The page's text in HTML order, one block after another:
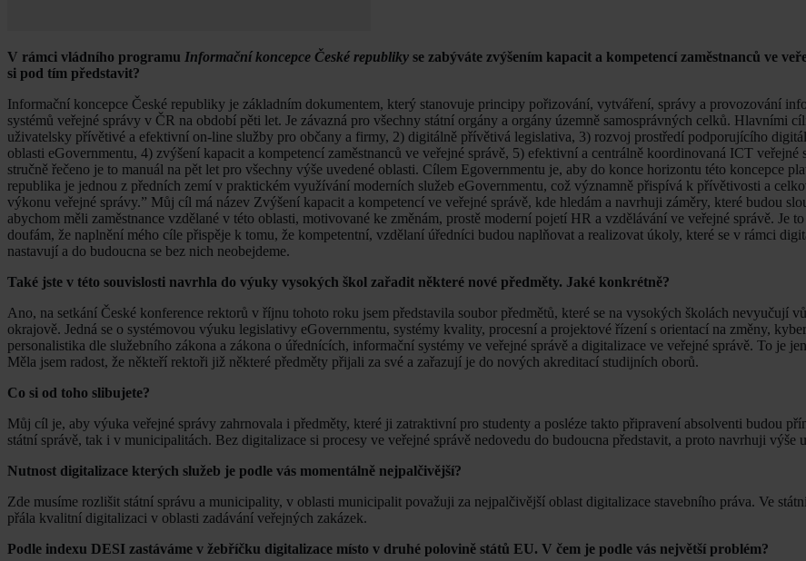
V rámci vládního programu Informační koncepce České republiky se zabýváte zvýšením kapacit a kompetencí zaměstnanců ve
si pod tím představit?
Informační koncepce České republiky je základním dokumentem, který stanovuje principy pořizování, vytváření, správy a provozování
systémů veřejné správy v ČR na období pěti let. Je závazná pro všechny státní orgány a orgány územně samosprávných celků. Hlavními
uživatelsky přívětivé a efektivní on-line služby pro občany a firmy, 2) digitálně přívětivá legislativa, 3) rozvoj prostředí podporujícího
oblasti eGovernmentu, 4) zvýšení kapacit a kompetencí zaměstnanců ve veřejné správě, 5) efektivní a centrálně koordinovaná ICT veřejné
stručně řečeno je to manuál na pět let pro všechny výše uvedené oblasti. Cílem Egovernmentu je, aby do konce horizontu této koncepce
republika je jednou z předních zemí v praktickém využívání moderních služeb eGovernmentu, což významně přispívá k přívětivosti a
výkonu veřejné správy.” Můj cíl má název Zvýšení kapacit a kompetencí ve veřejné správě, kde hledám a navrhuji záměry, které budou
abychom měli zaměstnance vzdělané v této oblasti, motivované ke změnám, prostě moderní pojetí HR a vzdělávání ve veřejné správě. Je
doufám, že naplnění mého cíle přispěje k tomu, že kompetentní, vzdělaní úředníci budou naplňovat a realizovat úkoly, které se v rámci
nastavují a do budoucna se bez nich neobejdeme.
Také jste v této souvislosti navrhla do výuky vysokých škol zařadit některé nové předměty. Jaké konkrétně?
Ano, na setkání České konference rektorů v říjnu tohoto roku jsem představila soubor předmětů, které se na vysokých školách nevyučují
okrajově. Jedná se o systémovou výuku legislativy eGovernmentu, systémy kvality, procesní a projektové řízení s orientací na změny,
personalistika dle služebního zákona a zákona o úřednících, informační systémy ve veřejné správě a digitalizace ve veřejné správě. To je
Měla jsem radost, že někteří rektoři již některé předměty přijali za své a zařazují je do nových akreditací studijních oborů.
Co si od toho slibujete?
Můj cíl je, aby výuka veřejné správy zahrnovala i předměty, které ji zatraktivní pro studenty a posléze takto připravení absolventi budou
státní správě, tak i v municipalitách. Bez digitalizace si procesy ve veřejné správě nedovedu do budoucna představit, a proto navrhuji výše
Nutnost digitalizace kterých služeb je podle vás momentálně nejpalčivější?
Zde musíme rozlišit státní správu a municipality, v oblasti municipalit považuji za nejpalčivější oblast digitalizace stavebního práva. Ve
přála kvalitní digitalizaci v oblasti zadávání veřejných zakázek.
Podle indexu DESI zastáváme v žebříčku digitalizace místo v druhé polovině států EU. V čem je podle vás největší problém?